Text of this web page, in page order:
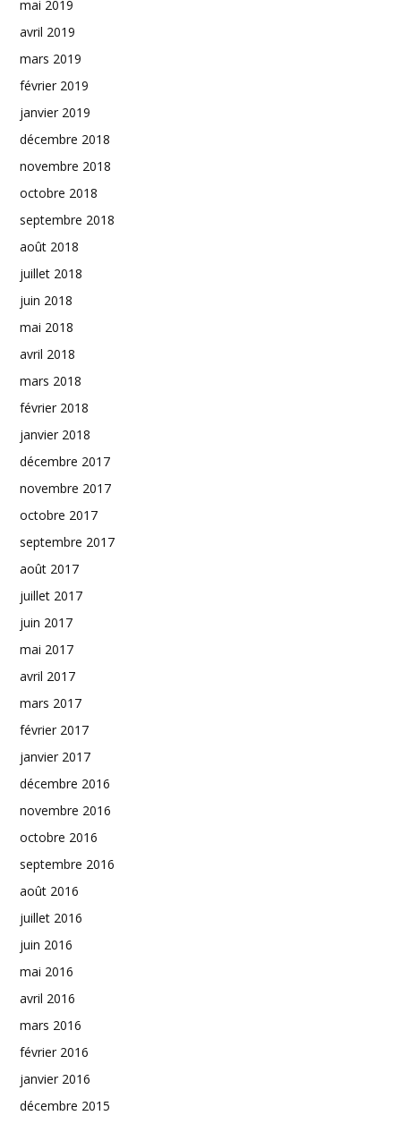
mai 2019
avril 2019
mars 2019
février 2019
janvier 2019
décembre 2018
novembre 2018
octobre 2018
septembre 2018
août 2018
juillet 2018
juin 2018
mai 2018
avril 2018
mars 2018
février 2018
janvier 2018
décembre 2017
novembre 2017
octobre 2017
septembre 2017
août 2017
juillet 2017
juin 2017
mai 2017
avril 2017
mars 2017
février 2017
janvier 2017
décembre 2016
novembre 2016
octobre 2016
septembre 2016
août 2016
juillet 2016
juin 2016
mai 2016
avril 2016
mars 2016
février 2016
janvier 2016
décembre 2015